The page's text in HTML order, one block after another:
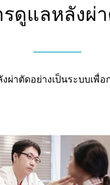
รดูแลหลังผ่
ผ่าตัดอย่างเป็นระบบเพื่อ